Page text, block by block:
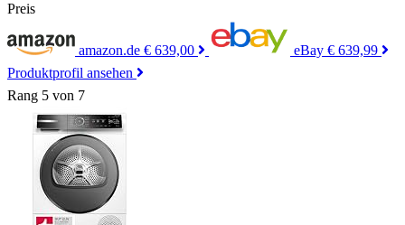
Preis
amazon.de € 639,00 eBay € 639,99
Produktprofil ansehen
Rang 5 von 7